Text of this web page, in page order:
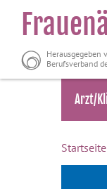
Herausgegeben
Berufsverband
Arzt/
Startseite